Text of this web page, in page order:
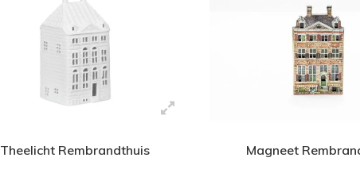
Theelicht Rembrandthuis Magneet